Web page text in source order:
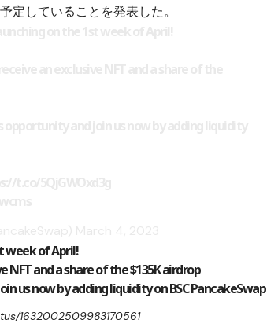
定していることを発表した。
week of April!
NFT and a share of the $135K airdrop
us now by adding liquidity on BSC PancakeSwap
1632002509983170561